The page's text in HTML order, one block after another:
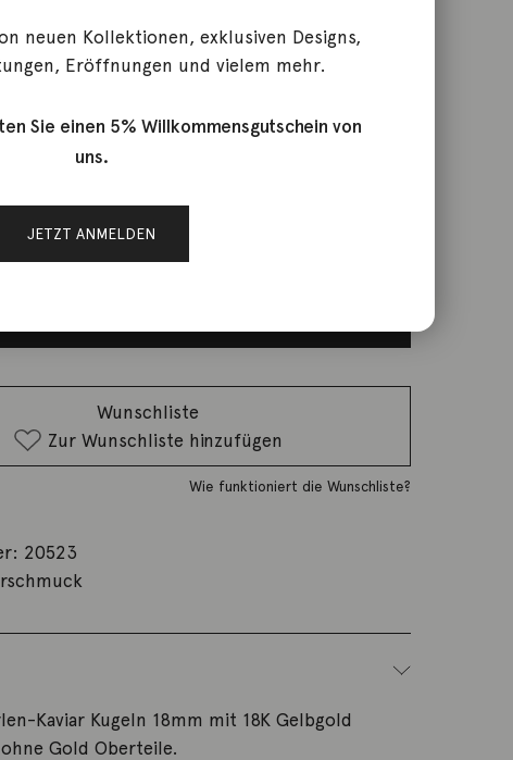
Einhänger Perlen Kaviar
Wunschliste
Zur Wunschliste hinzufügen
Wie funktioniert die Wunschliste?
20523
Kaviar Kugeln 18mm mit 18K Gelbgold
Gold Oberteile.
neuen Kollektionen, exklusiven Designs,
Eröffnungen und vielem mehr.
Sie einen 5% Willkommensgutschein von
uns.
JETZT ANMELDEN